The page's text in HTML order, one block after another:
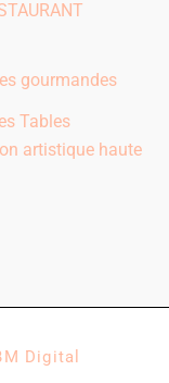
gourmandes
Tables
artistique haute
Digital